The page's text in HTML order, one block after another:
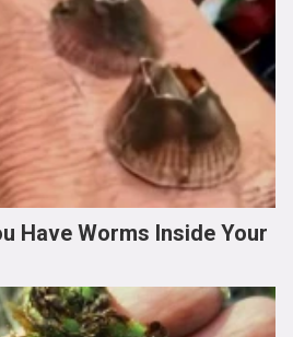
Have Worms Inside Your